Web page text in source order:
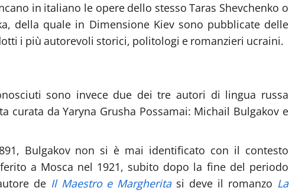
in italiano le opere dello stesso Taras Shevchenko o
della quale in Dimensione Kiev sono pubblicate delle
i più autorevoli storici, politologi e romanzieri ucraini.
sono invece due dei tre autori di lingua russa
curata da Yaryna Grusha Possamai: Michail Bulgakov e
Bulgakov non si è mai identificato con il contesto
a Mosca nel 1921, subito dopo la fine del periodo
de Il Maestro e Margheritasi deve il romanzo La